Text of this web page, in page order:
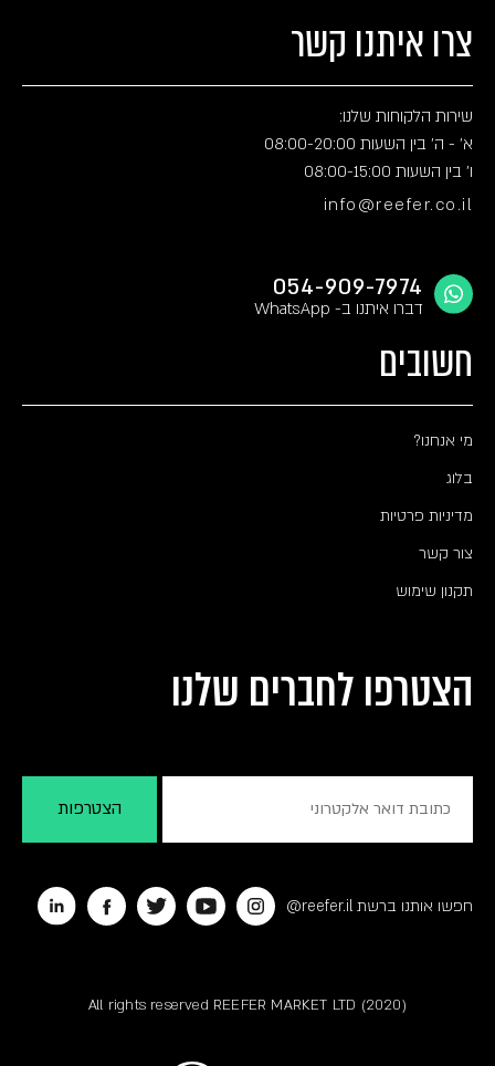
צרו איתנו קשר
שירות הלקוחות שלנו:
א' - ה' בין השעות 08:00-20:00
ו' בין השעות 08:00-15:00
info@reefer.co.il
054-909-7974
דברו איתנו ב- WhatsApp
חשובים
מי אנחנו?
בלוג
מדיניות פרטיות
צור קשר
תקנון שימוש
הצטרפו לחברים שלנו
חפשו אותנו ברשת reefer.il@
All rights reserved REEFER MARKET LTD (2020)